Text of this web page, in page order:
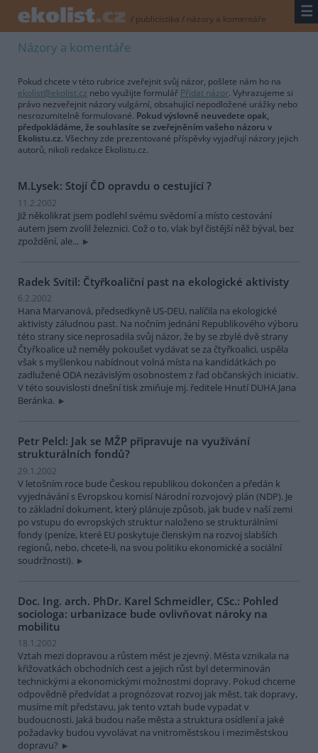
/ publicistika / názory a komentáře ☰
Názory a komentáře
Pokud chcete v této rubrice zveřejnit svůj názor, pošlete nám ho na
ekolist@ekolist.cz nebo využijte formulář Přidat názor. Vyhrazujeme si
právo nezveřejnit názory vulgární, obsahující nepodložené urážky nebo
nesrozumitelně formulované. Pokud výslovně neuvedete opak,
předpokládáme, že souhlasíte se zveřejněním vašeho názoru v
Ekolistu.cz. Všechny zde prezentované příspěvky vyjadřují názory jejich
autorů, nikoli redakce Ekolistu.cz.
M.Lysek: Stojí ČD opravdu o cestující ?
11.2.2002
Již několikrat jsem podlehl svému svědomí a místo cestování
autem jsem zvolil železnici. Což o to, vlak byl čistější něž býval, bez
zpoždění, ale...
Radek Svítil: Čtyřkoaliční past na ekologické aktivisty
6.2.2002
Hana Marvanová, předsedkyně US-DEU, nalíčila na ekologické
aktivisty záludnou past. Na nočním jednání Republikového výboru
této strany sice neprosadila svůj názor, že by se zbylé dvě strany
Čtyřkoalice už neměly pokoušet vydávat se za čtyřkoalici, uspěla
však s myšlenkou nabídnout volná místa na kandidátkách po
zadlužené ODA nezávislým osobnostem z řad občanských iniciativ.
V této souvislosti dnešní tisk zmiňuje mj. ředitele Hnutí DUHA Jana
Beránka.
Petr Pelcl: Jak se MŽP připravuje na využívání
strukturálních fondů?
29.1.2002
V letošním roce bude Českou republikou dokončen a předán k
vyjednávání s Evropskou komisí Národní rozvojový plán (NDP). Je
to základní dokument, který plánuje způsob, jak bude v naší zemi
po vstupu do evropských struktur naloženo se strukturálními
fondy (peníze, které EU poskytuje členským na rozvoj slabších
regionů, nebo, chcete-li, na svou politiku ekonomické a sociální
soudržnosti).
Doc. Ing. arch. PhDr. Karel Schmeidler, CSc.: Pohled
sociologa: urbanizace bude ovlivňovat nároky na
mobilitu
18.1.2002
Vztah mezi dopravou a růstem měst je zjevný. Města vznikala na
křižovatkách obchodních cest a jejich růst byl determinován
technickými a ekonomickými možnostmi dopravy. Pokud chceme
odpovědně předvídat a prognózovat rozvoj jak měst, tak dopravy,
musíme mít představu, jak tento vztah bude vypadat v
budoucnosti. Jaká budou naše města a struktura osídlení a jaké
požadavky budou vyvolávat na vnitroměstskou i meziměstskou
dopravu?